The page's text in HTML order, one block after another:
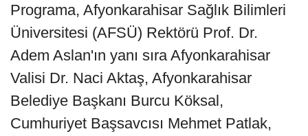
Programa, Afyonkarahisar Sağlık Bilimleri
Üniversitesi (AFSÜ) Rektörü Prof. Dr.
Adem Aslan'ın yanı sıra Afyonkarahisar
Valisi Dr. Naci Aktaş, Afyonkarahisar
Belediye Başkanı Burcu Köksal,
Cumhuriyet Başsavcısı Mehmet Patlak,